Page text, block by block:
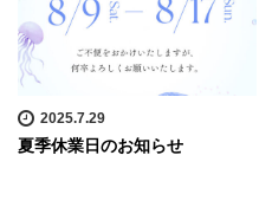
2025.7.29
夏季休業日のお知らせ